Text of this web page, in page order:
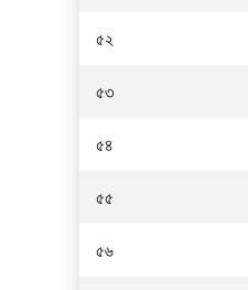
৫২
৫৩
৫৪
৫৫
৫৬